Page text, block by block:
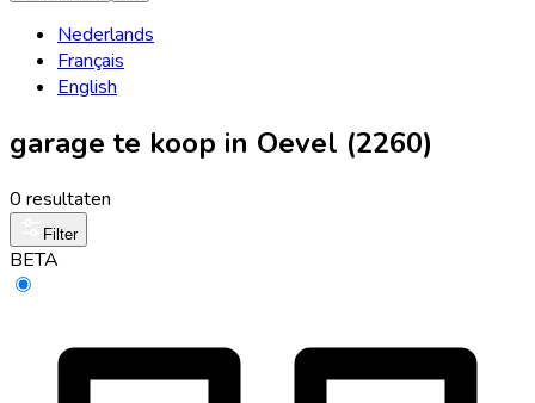
Nederlands
Français
English
garage te koop in Oevel (2260)
0 resultaten
Filter
BETA